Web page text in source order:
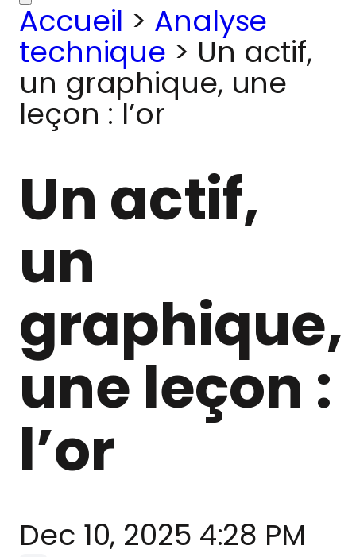
Accueil > Analyse
technique > Un actif,
un graphique, une
leçon : l’or
Un actif,
un
graphique,
une leçon :
l’or
Dec 10, 2025 4:28 PM